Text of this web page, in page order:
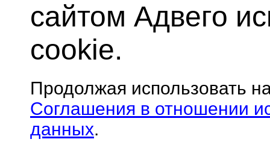
сайтом Адвего
cookie.
Продолжая использовать
Соглашения в отношении
данных.